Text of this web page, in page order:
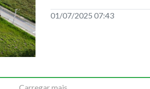
01/07/2025 07:43